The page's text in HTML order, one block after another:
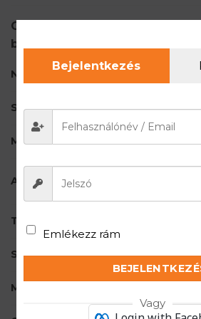
COMFORT WOOL Női
bugyi - Krém
NEM
SZÍN Krém
MÉRET S,M,L,XL
ANYAGÖSSZETÉTEL
TECHNOLÓGIA
SÚLY 171 g/m²
MÁRKA
Bejelentkezés
Emlékezz rám
Vagy